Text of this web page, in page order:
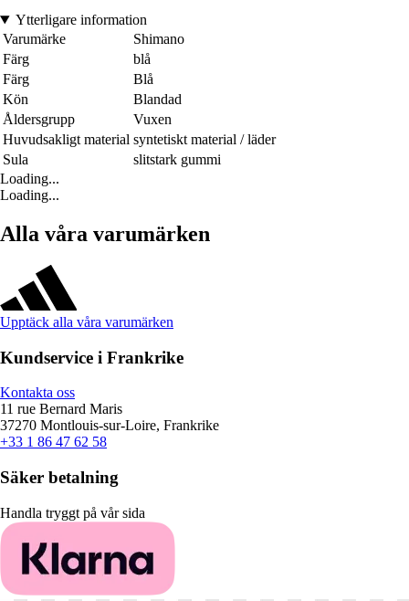
Ytterligare information
Varumärke
Shimano
Färg
blå
Färg
Blå
Kön
Blandad
Åldersgrupp
Vuxen
Huvudsakligt material syntetiskt material / läder
Sula
slitstark gummi
Loading...
Loading...
Alla våra varumärken
Upptäck alla våra varumärken
Kundservice i Frankrike
Kontakta oss
11 rue Bernard Maris
37270 Montlouis-sur-Loire, Frankrike
+33 1 86 47 62 58
Säker betalning
Handla tryggt på vår sida